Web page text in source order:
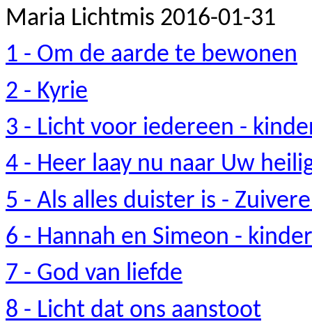
Maria Lichtmis 2016-01-31
1 - Om de aarde te bewonen
2 - Kyrie
3 - Licht voor iedereen -
4 - Heer laay nu naar Uw
5 - Als alles duister is -
6 - Hannah en Simeon -
7 - God van liefde
8 - Licht dat ons aanstoot